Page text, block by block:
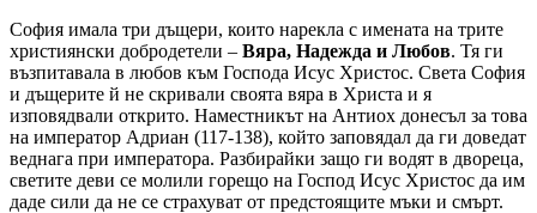
София имала три дъщери, които нарекла с имената на трите
християнски добродетели – Вяра, Надежда и Любов. Тя ги
възпитавала в любов към Господа Исус Христос. Света София
и дъщерите й не скривали своята вяра в Христа и я
изповядвали открито. Наместникът на Антиох донесъл за това
на император Адриан (117-138), който заповядал да ги доведат
веднага при императора. Разбирайки защо ги водят в двореца,
светите деви се молили горещо на Господ Исус Христос да им
даде сили да не се страхуват от предстоящите мъки и смърт.